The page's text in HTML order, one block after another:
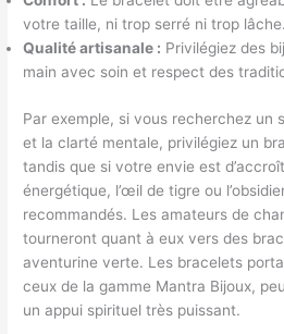
e
n
t
e
v
e
r
t
u
s
s
p
i
r
l
e
s
e
r
t
u
s
a
ff
i
c
a
n
s
l
c
o
l
o
n
n
e
s
é
e
s
v
e
t
u
s
p
a
r
o
r
d
votre taille, ni trop serré ni trop lâche.
Qualité artisanale : Privilégiez des
main avec soin et respect des
Par exemple, si vous recherchez un
et la clarté mentale, privilégiez un
tandis que si votre envie est
énergétique, l’œil de tigre ou
recommandés. Les amateurs de
tourneront quant à eux vers des
aventurine verte. Les bracelets
ceux de la gamme Mantra Bijoux,
un appui spirituel très puissant.